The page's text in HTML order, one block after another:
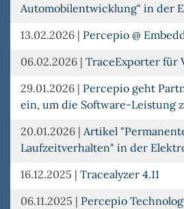
Automobilentwicklung" in der
13.02.2026 | Percepio @
06.02.2026 | TraceExporter für
29.01.2026 | Percepio geht
ein, um die Software-Leistung
20.01.2026 | Artikel
Laufzeitverhalten" in der
16.12.2025 | Tracealyzer 4.11
06.11.2025 | Percepio